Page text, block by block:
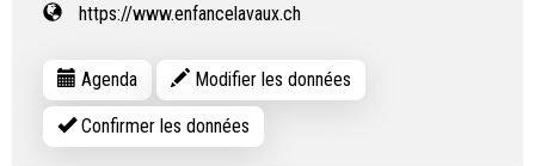
https://www.enfancelavaux.ch
Agenda Modifier les données
Confirmer les données